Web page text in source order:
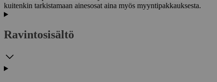
kuitenkin tarkistamaan ainesosat aina myös myyntipakkauksesta.
Ravintosisältö